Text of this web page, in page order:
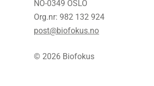
NO-0349 OSLO
Org.nr: 982 132 924
post@biofokus.no
© 2026 Biofokus